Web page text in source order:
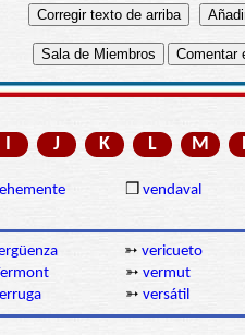
I J K L M
❒ vendaval
➳ vericueto
➳ vermut
➳ versátil